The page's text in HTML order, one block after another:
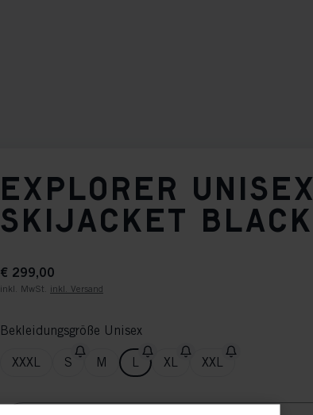
EXPLORER UNISEX
SKIJACKET BLACK
€ 299,00
inkl. MwSt. inkl. Versand
Bekleidungsgröße Unisex
XXXL S M L XL XXL